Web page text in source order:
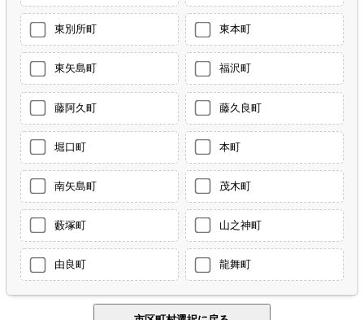
東別所町 東本町
東矢島町 福沢町
藤阿久町 藤久良町
堀口町 本町
南矢島町 茂木町
藪塚町 山之神町
由良町 龍舞町